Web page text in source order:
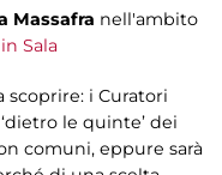
Massafra nell'ambito
Sala
scoprire: i Curatori
le quinte’ dei
comuni, eppure sarà